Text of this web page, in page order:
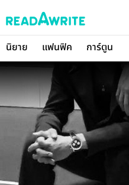
นิยาย แฟนฟิค การ์ตูน